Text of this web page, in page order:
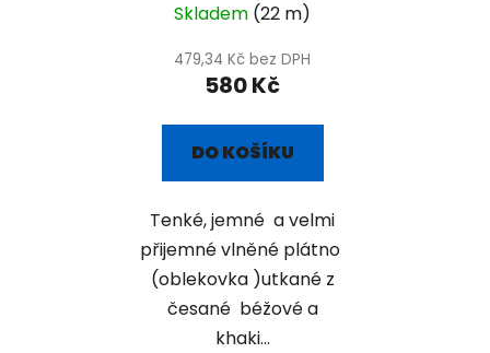
Skladem (22 m)
479,34 Kč bez DPH
580 Kč
DO KOŠÍKU
Tenké, jemné a velmi
přijemné vlněné plátno
(oblekovka )utkané z
česané béžové a
khaki...